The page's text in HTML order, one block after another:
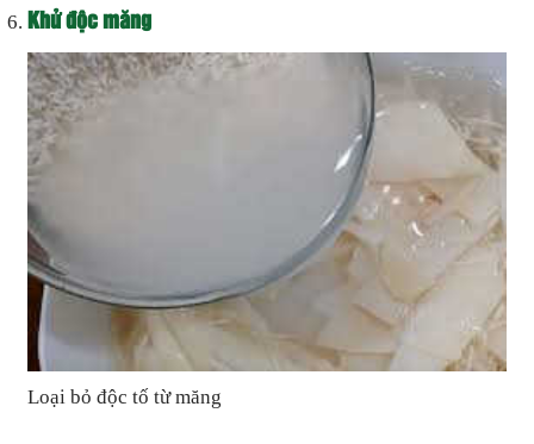
Khử độc măng
Loại bỏ độc tố từ măng